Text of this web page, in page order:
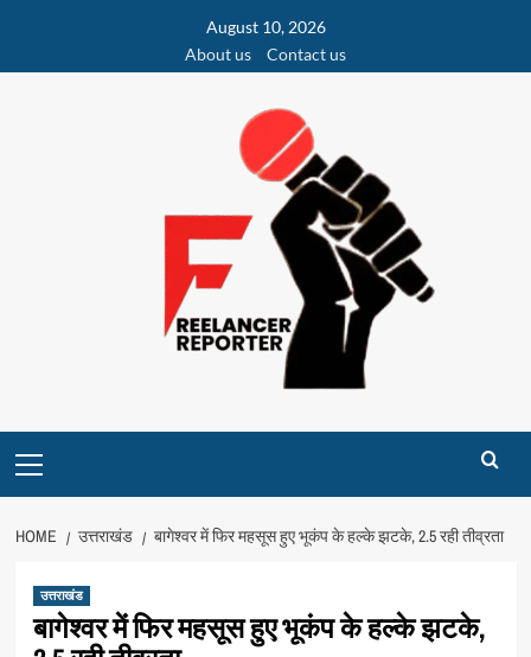
content
August 10, 2026
About us
Contact us
Menu
HOME उत्तराखंड बागेश्वर में फिर महसूस हुए भूकंप के हल्के झटके, 2.5 रही तीव्रता
उत्तराखंड
बागेश्वर में फिर महसूस हुए भूकंप के हल्के झटके,